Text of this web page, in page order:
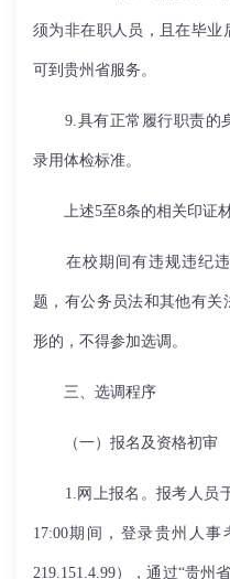
须为非在职人员，且在毕业
可到贵州省服务。
9.具有正常履行职责的
录用体检标准。
上述5至8条的相关印证
在校期间有违规违纪
题，有公务员法和其他有关
形的，不得参加选调。
三、选调程序
（一）报名及资格初审
1.网上报名。报考人员
17:00期间，登录贵州人事
219.151.4.99），通过“贵州